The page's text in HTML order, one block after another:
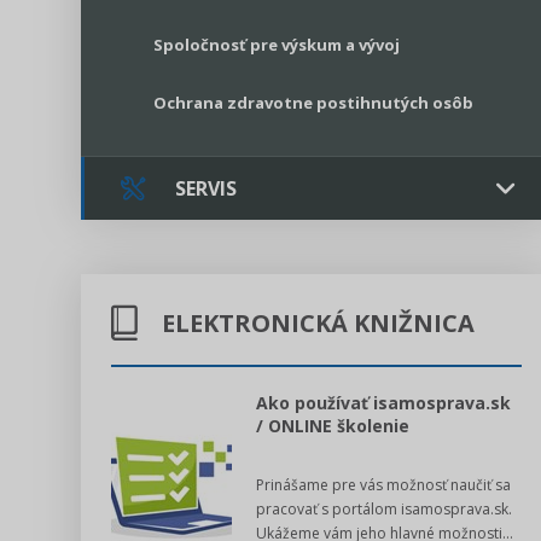
Spoločnosť pre výskum a vývoj
Ochrana zdravotne postihnutých osôb
SERVIS
Online poradenstvo
Register neziskových organizácií
Legislatívne správy
ELEKTRONICKÁ KNIŽNICA
Ako používať isamosprava.sk
/ ONLINE školenie
Prinášame pre vás možnosť naučiť sa
pracovať s portálom isamosprava.sk.
Ukážeme vám jeho hlavné možnosti...